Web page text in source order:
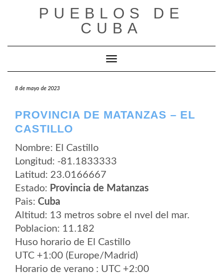
PUEBLOS DE
CUBA
Cambiar modo de navegación
8 de mayo de 2023
PROVINCIA DE MATANZAS – EL
CASTILLO
Nombre: El Castillo
Longitud: -81.1833333
Latitud: 23.0166667
Estado: Provincia de Matanzas
Pais: Cuba
Altitud: 13 metros sobre el nvel del mar.
Poblacion: 11.182
Huso horario de El Castillo
UTC +1:00 (Europe/Madrid)
Horario de verano : UTC +2:00